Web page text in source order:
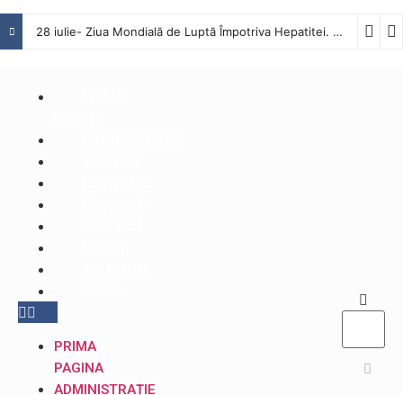
28 iulie- Ziua Mondială de Luptă Împotriva Hepatitei. Interviu cu dr. Octavian Tăbăcaru, medic specialist Boli Infecțioase în cadrul Spitalului Județean de Urgență Buzău
PRIMA
PAGINA
ADMINISTRAȚIE